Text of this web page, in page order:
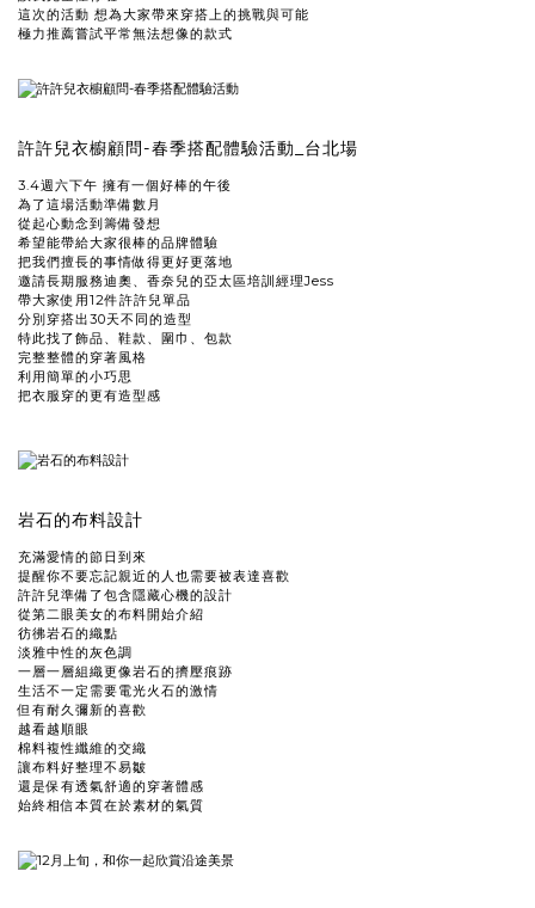
這次的活動 想為大家帶來穿搭上的挑戰與可能
極力推薦嘗試平常無法想像的款式
許許兒衣櫥顧問-春季搭配體驗活動_台北場
3.4週六下午 擁有一個好棒的午後
為了這場活動準備數月
從起心動念到籌備發想
希望能帶給大家很棒的品牌體驗
把我們擅長的事情做得更好更落地
邀請長期服務迪奧、香奈兒的亞太區培訓經理Jess
帶大家使用12件許許兒單品
分別穿搭出30天不同的造型
特此找了飾品、鞋款、圍巾、包款
完整整體的穿著風格
利用簡單的小巧思
把衣服穿的更有造型感
岩石的布料設計
充滿愛情的節日到來
提醒你不要忘記親近的人也需要被表達喜歡
許許兒準備了包含隱藏心機的設計
從第二眼美女的布料開始介紹
彷彿岩石的織點
淡雅中性的灰色調
一層一層組織更像岩石的擠壓痕跡
生活不一定需要電光火石的激情
但有耐久彌新的喜歡
越看越順眼
棉料複性纖維的交織
讓布料好整理不易皺
還是保有透氣舒適的穿著體感
始終相信本質在於素材的氣質